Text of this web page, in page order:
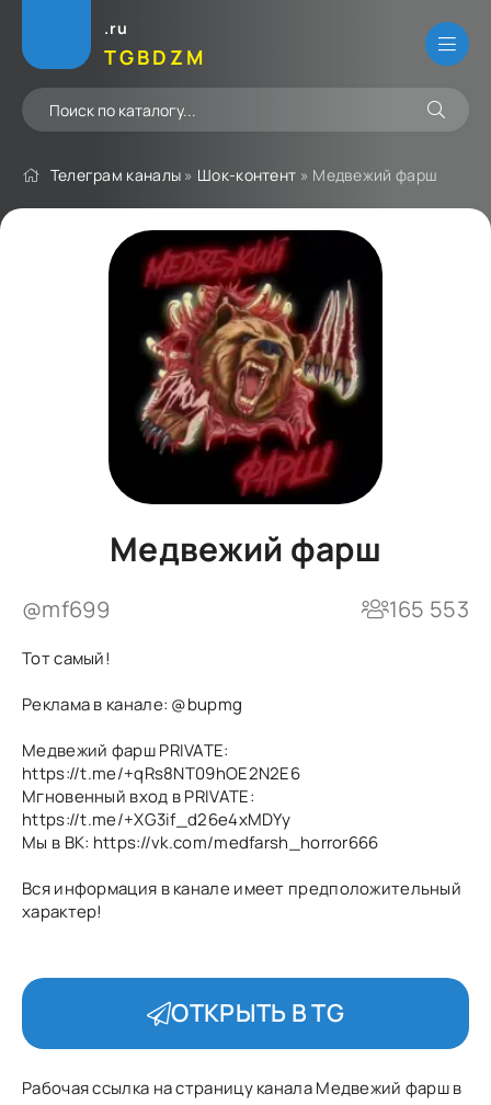
.ru
TGBDZM
Телеграм каналы » Шок-контент » Медвежий фарш
Медвежий фарш
@mf699 165 553
Тот самый!
Реклама в канале: @bupmg
Медвежий фарш PRIVATE:
https://t.me/+qRs8NT09hOE2N2E6
Мгновенный вход в PRIVATE:
https://t.me/+XG3if_d26e4xMDYy
Мы в ВК: https://vk.com/medfarsh_horror666
Вся информация в канале имеет предположительный
характер!
ОТКРЫТЬ В TG
Рабочая ссылка на страницу канала Медвежий фарш в